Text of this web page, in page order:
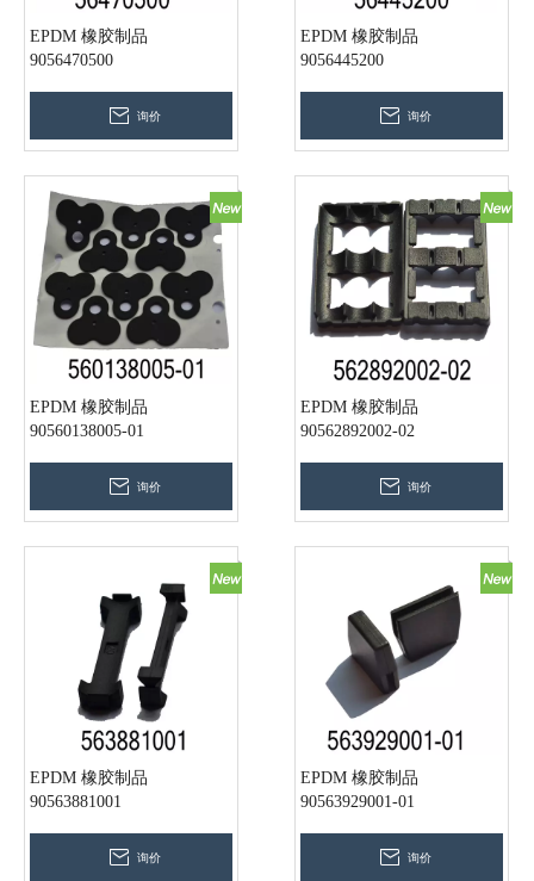
EPDM 橡胶制品
9056470500
询价
EPDM 橡胶制品
9056445200
询价
EPDM 橡胶制品
90560138005-01
询价
EPDM 橡胶制品
90562892002-02
询价
EPDM 橡胶制品
90563881001
询价
EPDM 橡胶制品
90563929001-01
询价